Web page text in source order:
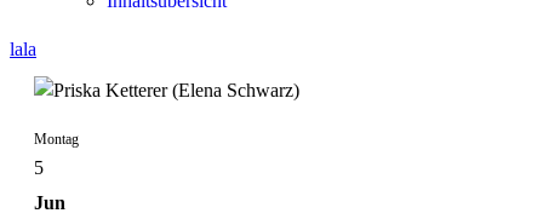
lala
Montag
5
Jun